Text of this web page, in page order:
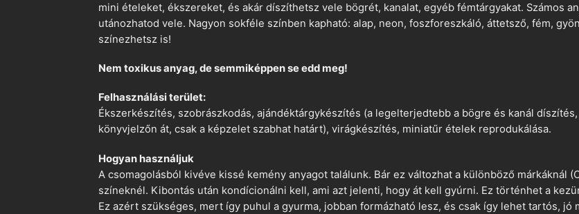
mini ételeket, ékszereket, és akár díszíthetsz vele bögrét, kanalat, egyéb fémtárgyakat. Számos
utánozhatod vele. Nagyon sokféle színben kapható: alap, neon, foszforeszkáló, áttetsző, fém,
színezhetsz is!
Nem toxikus anyag, de semmiképpen se edd meg!
Felhasználási terület:
Ékszerkészítés, szobrászkodás, ajándéktárgykészítés (a legelterjedtebb a bögre és kanál
könyvjelzőn át, csak a képzelet szabhat határt), virágkészítés, miniatűr ételek reprodukálása.
Hogyan használjuk
A csomagolásból kivéve kissé kemény anyagot találunk. Bár ez változhat a különböző márkáknál
színeknél. Kibontás után kondícionálni kell, ami azt jelenti, hogy át kell gyúrni. Ez történhet a
Ez azért szükséges, mert így puhul a gyurma, jobban formázható lesz, és csak így lehet tartós,